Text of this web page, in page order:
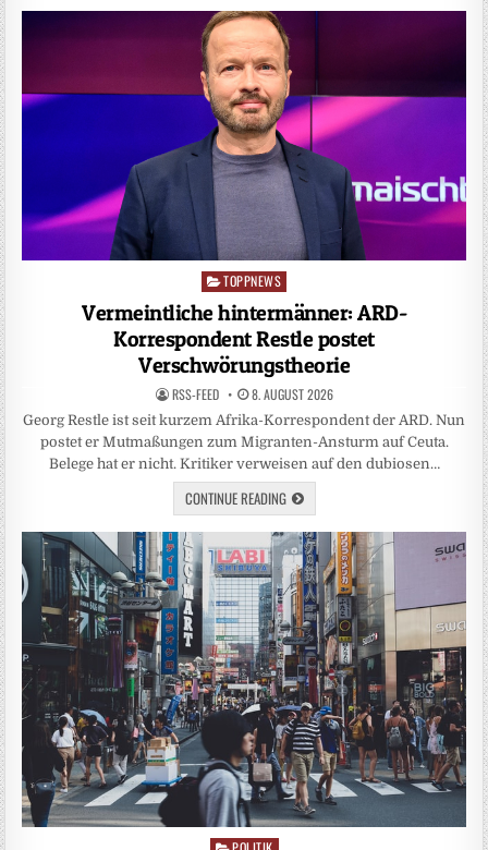
Posted
TOPPNEWS
Vermeintliche hintermänner: ARD-
Korrespondent Restle postet
Verschwörungstheorie
RSS-FEED 8. AUGUST 2026
Georg Restle ist seit kurzem Afrika-Korrespondent der ARD. Nun
postet er Mutmaßungen zum Migranten-Ansturm auf Ceuta.
Belege hat er nicht. Kritiker verweisen auf den dubiosen…
CONTINUE READING